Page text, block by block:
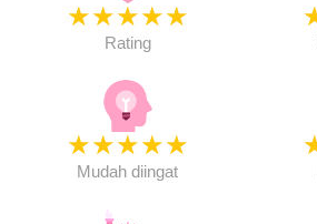
★★★★★
Rating
★★★★★
Mudah diingat